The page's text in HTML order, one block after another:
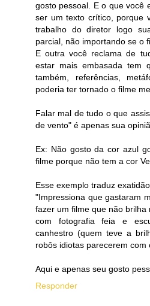
gosto pessoal. E o que você
ser um texto crítico, porque
trabalho do diretor logo
parcial, não importando se o
E outra você reclama de
estar mais embasada tem
também, referências,
poderia ter tornado o filme
Falar mal de tudo o que
de vento" é apenas sua
Ex: Não gosto da cor azul
filme porque não tem a cor
Esse exemplo traduz
"Impressiona que gastaram
fazer um filme que não brilha
com fotografia feia e
canhestro (quem teve a
robôs idiotas parecerem
Aqui e apenas seu gosto
Responder